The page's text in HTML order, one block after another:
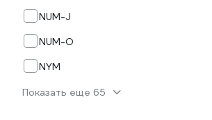
NUM-J
NUM-O
NYM
Показать еще 65